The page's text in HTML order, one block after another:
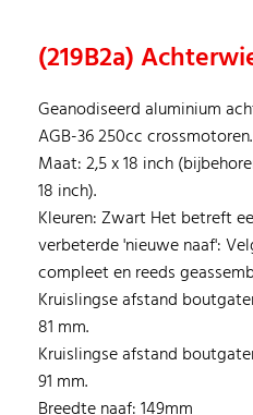
(219B2a)
Geanodiseerd aluminium
AGB-36 250cc crossmotoren.
Maat: 2,5 x 18 inch
18 inch).
Kleuren: Zwart Het betreft
verbeterde 'nieuwe naaf':
compleet en reeds
Kruislingse afstand
81 mm.
Kruislingse afstand
91 mm.
Breedte naaf: 149mm